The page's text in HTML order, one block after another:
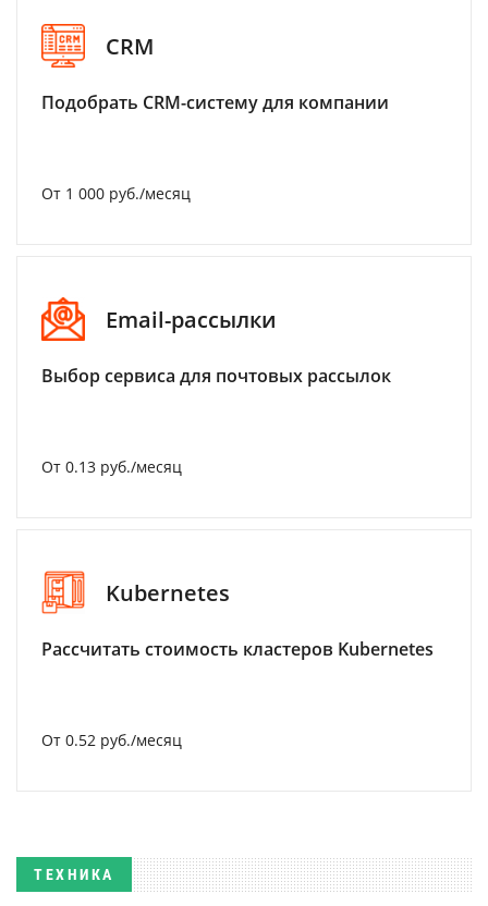
CRM
Подобрать CRM-систему для компании
От 1 000 руб./месяц
Email-рассылки
Выбор сервиса для почтовых рассылок
От 0.13 руб./месяц
Kubernetes
Рассчитать стоимость кластеров Kubernetes
От 0.52 руб./месяц
ТЕХНИКА